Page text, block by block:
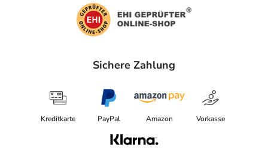
Sichere Zahlung
Kreditkarte PayPal Amazon Vorkasse